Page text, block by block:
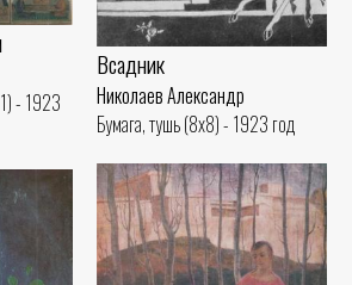
- 1923
Всадник
Николаев Александр
Бумага, тушь (8x8) - 1923 год